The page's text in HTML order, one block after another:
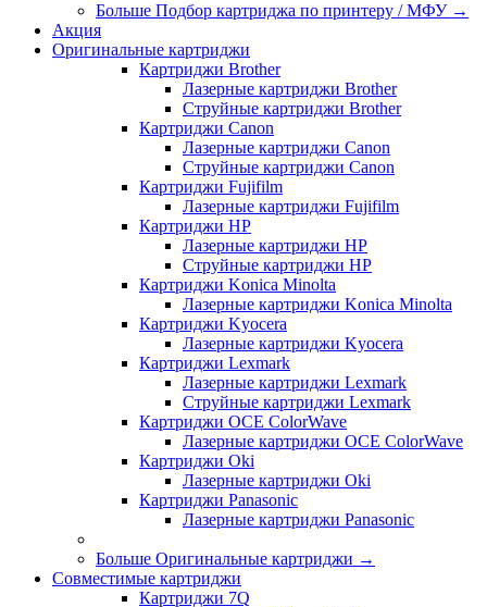
Больше Подбор картриджа по принтеру / МФУ →
Акция
Оригинальные картриджи
Картриджи Brother
Лазерные картриджи Brother
Струйные картриджи Brother
Картриджи Canon
Лазерные картриджи Canon
Струйные картриджи Canon
Картриджи Fujifilm
Лазерные картриджи Fujifilm
Картриджи HP
Лазерные картриджи HP
Струйные картриджи HP
Картриджи Konica Minolta
Лазерные картриджи Konica Minolta
Картриджи Kyocera
Лазерные картриджи Kyocera
Картриджи Lexmark
Лазерные картриджи Lexmark
Струйные картриджи Lexmark
Картриджи OCE ColorWave
Лазерные картриджи OCE ColorWave
Картриджи Oki
Лазерные картриджи Oki
Картриджи Panasonic
Лазерные картриджи Panasonic
Больше Оригинальные картриджи →
Совместимые картриджи
Картриджи 7Q